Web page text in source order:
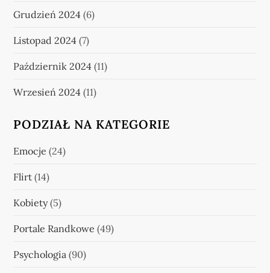
Grudzień 2024 (6)
Listopad 2024 (7)
Październik 2024 (11)
Wrzesień 2024 (11)
PODZIAŁ NA KATEGORIE
Emocje (24)
Flirt (14)
Kobiety(5)
Portale Randkowe (49)
Psychologia (90)